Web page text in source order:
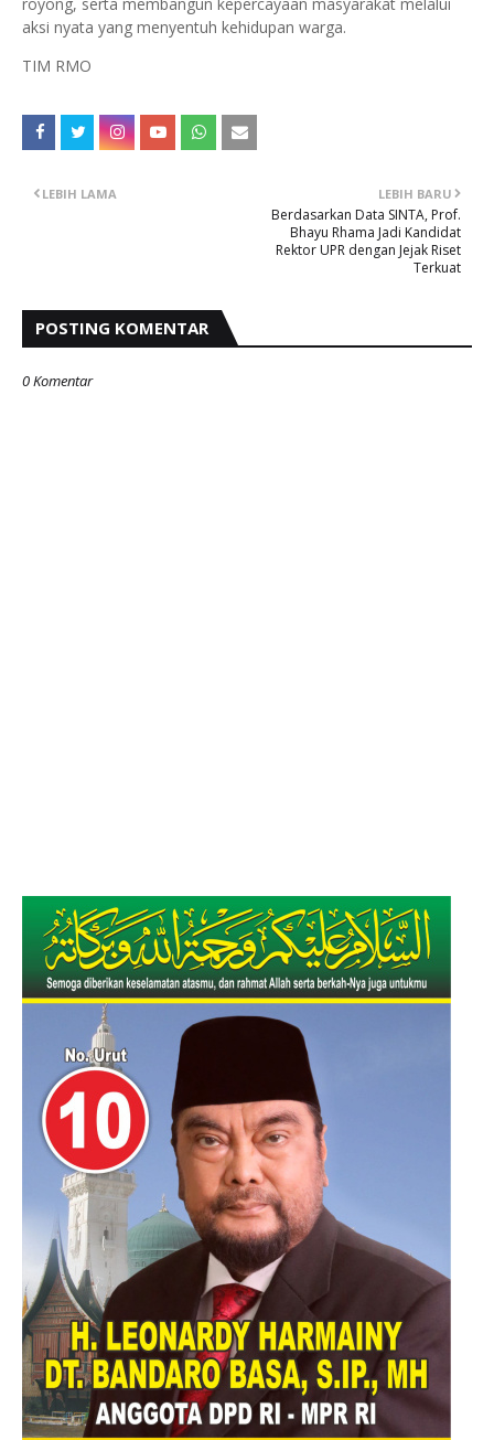
aksi nyata yang menyentuh kehidupan warga.
TIM RMO
LEBIH BARU
Berdasarkan Data SINTA, Prof.
Bhayu Rhama Jadi Kandidat
Rektor UPR dengan Jejak Riset
Terkuat
LEBIH LAMA
POSTING KOMENTAR
0 Komentar